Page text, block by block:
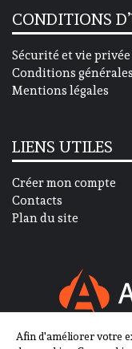
CONDITIONS
Sécurité et vie privée
Conditions
Mentions légales
LIENS UTILES
Créer mon compte
Contacts
Plan du site
SUIVEZ-NOUS
Afin d'améliorer votre